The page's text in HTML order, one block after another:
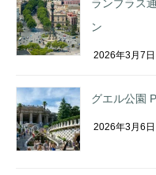
ランブラス
ン
2026年3月7日
グエル公園
2026年3月6日